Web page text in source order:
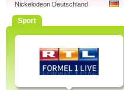
Nickelodeon Deutschland
Sport